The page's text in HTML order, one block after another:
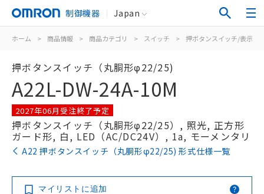
制御機器 Japan
ホーム > 商品情報 > 商品カテゴリ > スイッチ > 押ボタンスイッチ/表示灯
押ボタンスイッチ（丸胴形φ22/25)
A22L-DW-24A-10M
2027年06月受注終了予定
押ボタンスイッチ（丸胴形φ22/25）, 照光, 正方形
ガード形, 白, LED（AC/DC24V）, 1a, モーメンタリ
A22 押ボタンスイッチ（丸胴形φ22/25) 形式仕様一覧
マイリストに追加